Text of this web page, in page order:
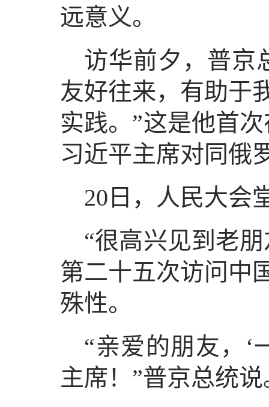
远意义。
访华前夕，普京
友好往来，有助于
实践。”这是他首
习近平主席对同俄
20日，人民大会
“很高兴见到老
第二十五次访问中
殊性。
“亲爱的朋友，‘
主席！”普京总统说